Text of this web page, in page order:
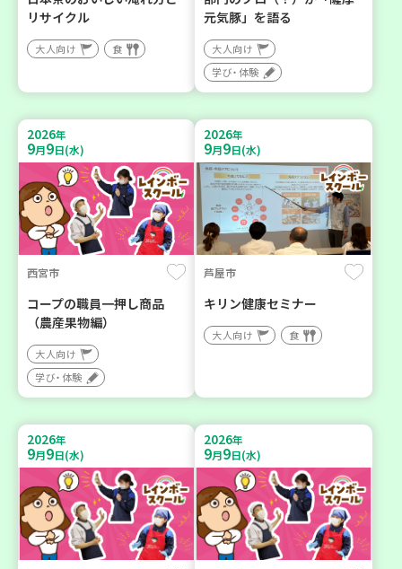
リサイクル
大人向け 食
元気豚」を語る
大人向け
学び・体験
2026年
9月9日(水)
西宮市
コープの職員一押し商品
（農産果物編）
大人向け
学び・体験
2026年
9月9日(水)
芦屋市
キリン健康セミナー
大人向け 食
2026年
9月9日(水)
2026年
9月9日(水)